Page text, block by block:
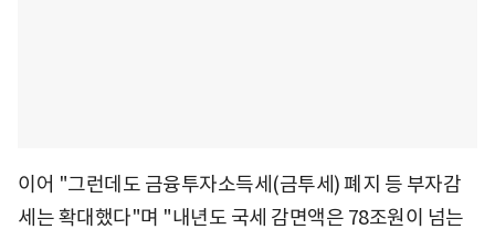
이어 "그런데도 금융투자소득세(금투세) 폐지 등 부자감
세는 확대했다"며 "내년도 국세 감면액은 78조원이 넘는